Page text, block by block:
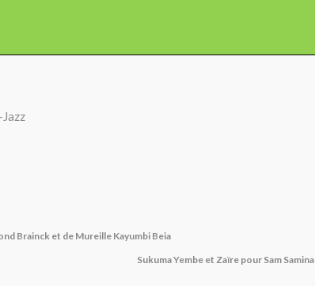
Brainck et de Mureille Kayumbi Beia
Sukuma Yembe et Zaïre pour Sam Samina